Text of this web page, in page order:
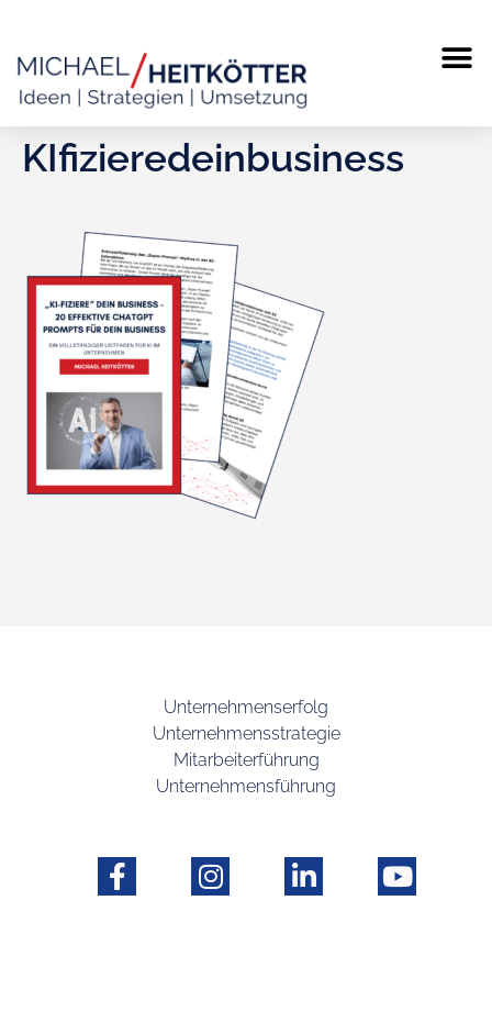
KIfizieredeinbusiness
Unternehmenserfolg
Unternehmensstrategie
Mitarbeiterführung
Unternehmensführung